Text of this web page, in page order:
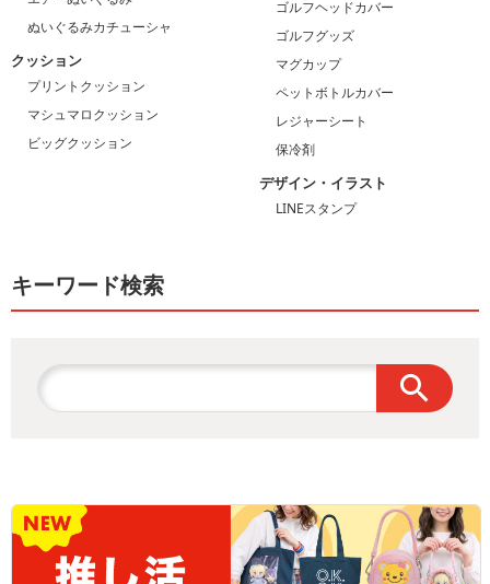
ぬいぐるみカチューシャ
クッション
プリントクッション
マシュマロクッション
ビッグクッション
ゴルフヘッドカバー
ゴルフグッズ
マグカップ
ペットボトルカバー
レジャーシート
保冷剤
デザイン・イラスト
LINEスタンプ
キーワード検索